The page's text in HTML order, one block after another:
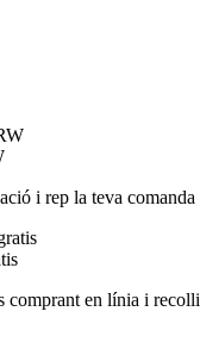
i rep la teva
comprant en línia i